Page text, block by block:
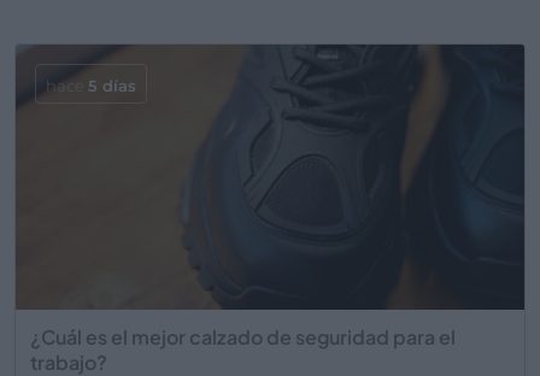
¿Cuál es el mejor calzado de seguridad para el
trabajo?
hace 5 días